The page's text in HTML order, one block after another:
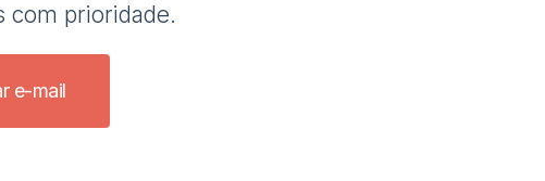
com prioridade.
e-mail